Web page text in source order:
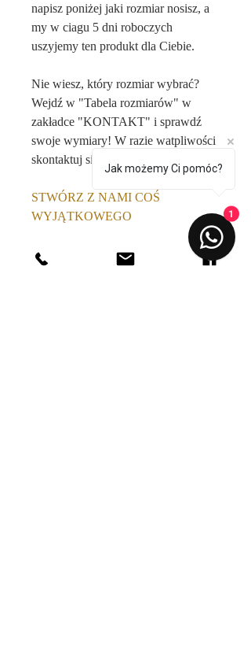
napisz poniżej jaki rozmiar nosisz, a
my w ciagu 5 dni roboczych
uszyjemy ten produkt dla Ciebie.
Nie wiesz, który rozmiar wybrać?
Wejdź w "Tabela rozmiarów" w
zakładce "KONTAKT" i sprawdź
swoje wymiary! W razie watpliwości
skontaktuj się z nami!
STWÓRZ Z NAMI COŚ
WYJĄTKOWEGO
Podoba Ci się ten produkt, ale
Jak możemy Ci pomóc?
1